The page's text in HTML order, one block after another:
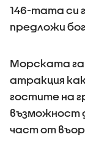
146-тата си
предложи
Морската
атракция
гостите на
възможност
част от